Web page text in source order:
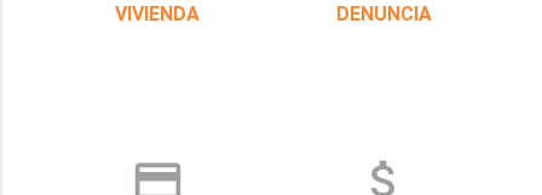
VIVIENDA
DENUNCIA
credit_card attach_money